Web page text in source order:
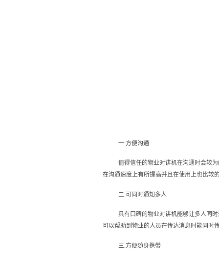
一.方便沟通
值得信任的物业对讲机在沟通时会较
在沟通速度上有所提高并且在使用上也比较
二.可同时通知多人
具有口碑的物业对讲机能够让多人同
可以帮助到物业的人员在传达消息时能同时
三.方便随身携带